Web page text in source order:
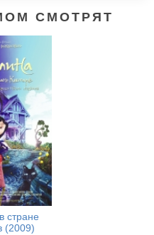
СМОТРЯТ
стране
(2009)